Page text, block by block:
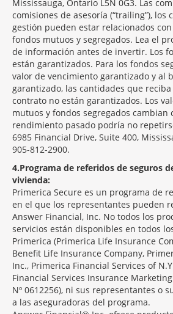
Mississauga, Ontario L5N 0G3. Las
comisiones de asesoría (“trailing”), los
gestión pueden estar relacionados
fondos mutuos y segregados. Lea el
de información antes de invertir. Los
están garantizados. Para los fondos
valor de vencimiento garantizado y al
garantizado, las cantidades que
contrato no están garantizados. Los
mutuos y fondos segregados cambian
rendimiento pasado podría no
6985 Financial Drive, Suite 400,
905-812-2900.
4 Programa de referidos de seguros
vivienda:
Primerica Secure es un programa de
en el que los representantes pueden
Answer Financial, Inc. No todos los
servicios están disponibles en todos
Primerica (Primerica Life Insurance
Benefit Life Insurance Company,
Inc., Primerica Financial Services of
Financial Services Insurance
Nº 0612256), ni sus representantes o
a las aseguradoras del programa.